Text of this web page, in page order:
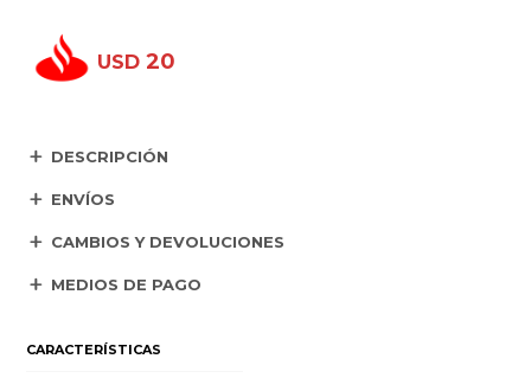
USD 20
DESCRIPCIÓN
ENVÍOS
CAMBIOS Y DEVOLUCIONES
MEDIOS DE PAGO
CARACTERÍSTICAS